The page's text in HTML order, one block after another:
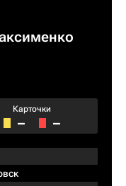
Карточки
– –